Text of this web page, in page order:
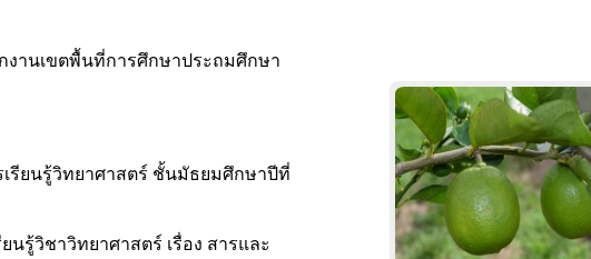
งานเขตพื้นที่การศึกษาประถมศึกษา
รียนรู้วิทยาศาสตร์ ชั้นมัธยมศึกษาปีที่
นรู้วิชาวิทยาศาสตร์ เรื่อง สารและ